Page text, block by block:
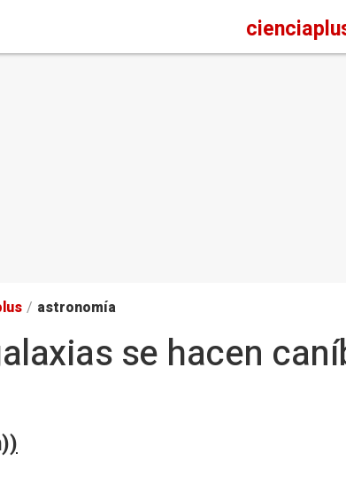
/ astronomía
se hacen